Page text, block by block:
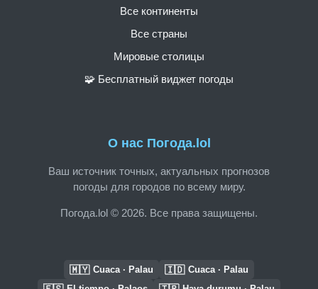
О нас Погода.lol
Ваш источник точных, актуальных прогнозов
погоды для городов по всему миру.
Погода.lol © 2026. Все права защищены.
Все континенты
Все страны
Мировые столицы
🧩 Бесплатный виджет погоды
🇲🇾 Cuaca · Palau 🇮🇩 Cuaca · Palau